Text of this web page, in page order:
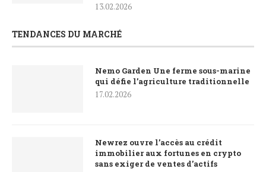
13.02.2026
TENDANCES DU MARCHÉ
Nemo Garden Une ferme sous-marine
qui défie l’agriculture traditionnelle
17.02.2026
Newrez ouvre l’accès au crédit
immobilier aux fortunes en crypto
sans exiger de ventes d’actifs